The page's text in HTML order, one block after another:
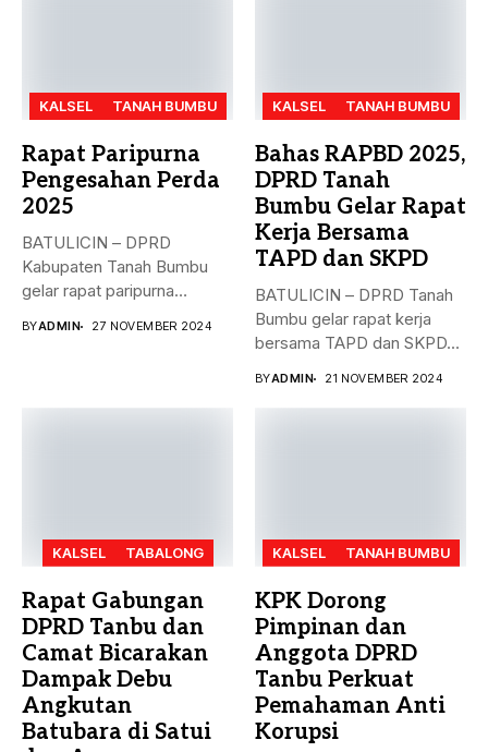
KALSEL TANAH BUMBU
Rapat Paripurna
Pengesahan Perda
2025
BATULICIN – DPRD
Kabupaten Tanah Bumbu
gelar rapat paripurna
BYADMIN 27 NOVEMBER 2024
KALSEL TANAH BUMBU
Bahas RAPBD 2025,
DPRD Tanah
Bumbu Gelar Rapat
Kerja Bersama
TAPD dan SKPD
BATULICIN – DPRD Tanah
Bumbu gelar rapat kerja
bersama TAPD dan SKPD...
BYADMIN 21 NOVEMBER 2024
KALSEL TABALONG
Rapat Gabungan
DPRD Tanbu dan
Camat Bicarakan
Dampak Debu
Angkutan
Batubara di Satui
KALSEL TANAH BUMBU
KPK Dorong
Pimpinan dan
Anggota DPRD
Tanbu Perkuat
Pemahaman Anti
Korupsi